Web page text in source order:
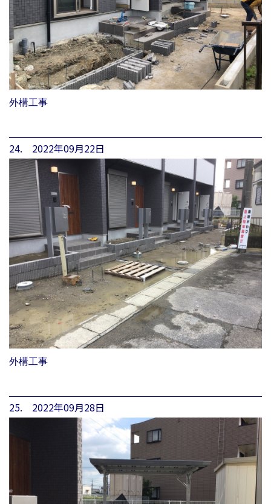
外構工事
24. 2022年09月22日
外構工事
25. 2022年09月28日